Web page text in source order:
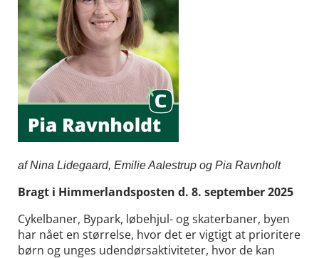
af Nina Lidegaard, Emilie Aalestrup og Pia Ravnholt
Bragt i Himmerlandsposten d. 8. september 2025
Cykelbaner, Bypark, løbehjul- og skaterbaner, byen
har nået en størrelse, hvor det er vigtigt at prioritere
børn og unges udendørsaktiviteter, hvor de kan